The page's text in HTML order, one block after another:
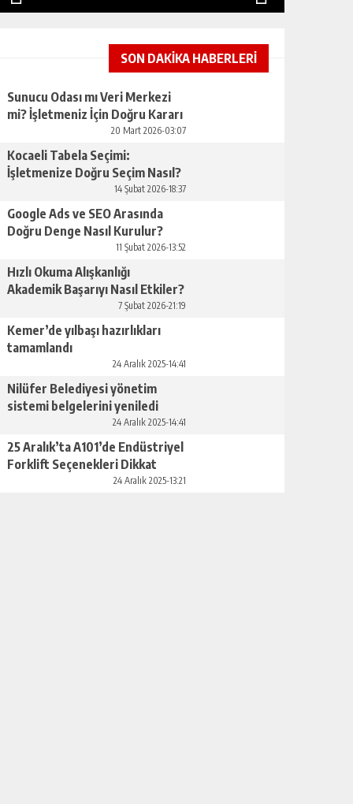
SON DAKİKA HABERLERİ
Sunucu Odası mı Veri Merkezi
mi? İşletmeniz İçin Doğru Kararı
20 Mart 2026-03:07
Kocaeli Tabela Seçimi:
İşletmenize Doğru Seçim Nasıl?
14 Şubat 2026-18:37
Google Ads ve SEO Arasında
Doğru Denge Nasıl Kurulur?
11 Şubat 2026-13:52
Hızlı Okuma Alışkanlığı
Akademik Başarıyı Nasıl Etkiler?
7 Şubat 2026-21:19
Kemer’de yılbaşı hazırlıkları
tamamlandı
24 Aralık 2025-14:41
Nilüfer Belediyesi yönetim
sistemi belgelerini yeniledi
24 Aralık 2025-14:41
25 Aralık’ta A101’de Endüstriyel
Forklift Seçenekleri Dikkat
24 Aralık 2025-13:21